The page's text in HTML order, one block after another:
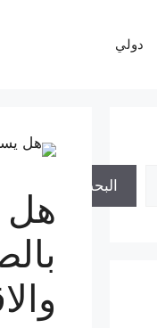
دولي
هل
البحث